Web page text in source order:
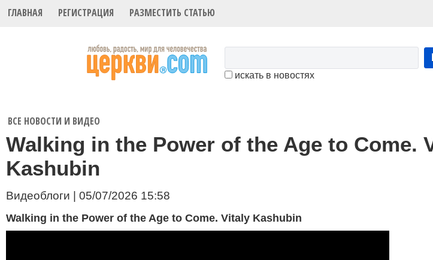
ГЛАВНАЯ РЕГИСТРАЦИЯ РАЗМЕСТИТЬ СТАТЬЮ
искать в новостях
ВСЕ НОВОСТИ И ВИДЕО
Walking in the Power of the Age to Come.
Kashubin
Видеоблоги | 05/07/2026 15:58
Walking in the Power of the Age to Come. Vitaly Kashubin